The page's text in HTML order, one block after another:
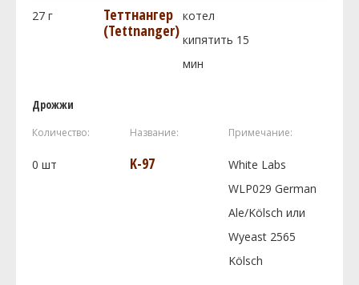
27 г
Теттнангер
(Tettnanger)
котел
кипятить 15
мин
Дрожжи
Количество: Название: Примечание:
0 шт K-97
White Labs
WLP029 German
Ale/Kölsch или
Wyeast 2565
Kölsch